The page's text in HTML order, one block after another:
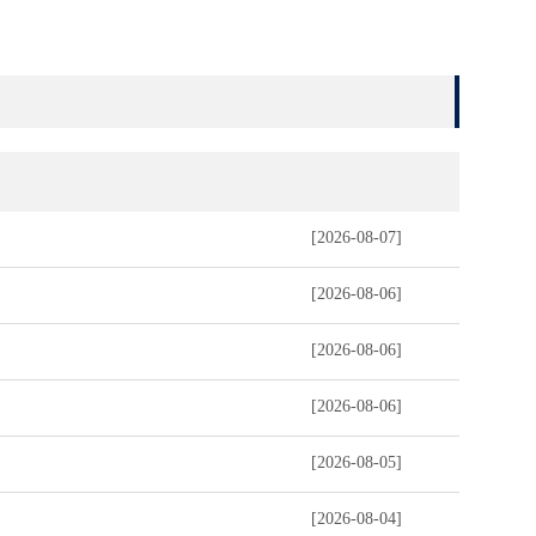
[2026-08-07]
[2026-08-06]
[2026-08-06]
[2026-08-06]
[2026-08-05]
[2026-08-04]